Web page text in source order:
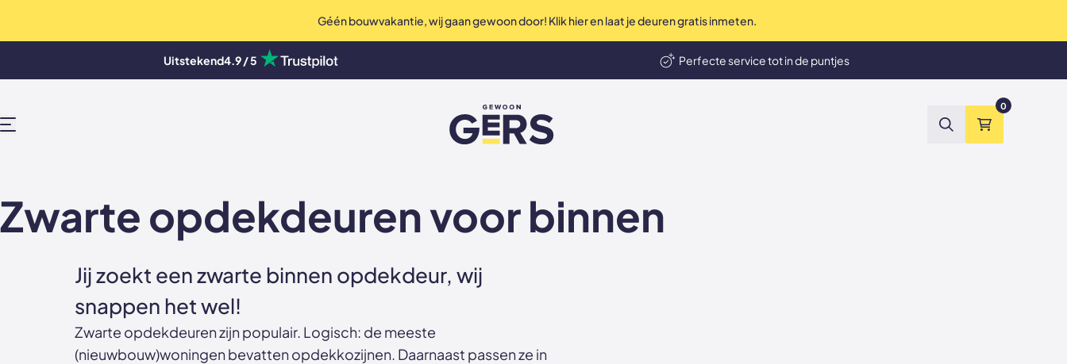
Géén bouwvakantie, wij gaan gewoon door! Klik hier en laat je deuren gratis inmeten.
Uitstekend4.9 / 5
op Trustpilot Perfecte service tot in de puntjes
MENU
GewoonGers
ZoekenWinkelmand
0
Zwarte opdekdeuren voor binnen
Jij zoekt een zwarte binnen opdekdeur, wij
snappen het wel!
Zwarte opdekdeuren zijn populair. Logisch: de meeste
(nieuwbouw)woningen bevatten opdekkozijnen. Daarnaast passen ze in